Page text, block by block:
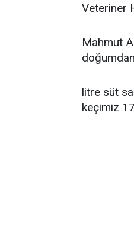
Veteriner
Mahmut
litre süt
keçimiz